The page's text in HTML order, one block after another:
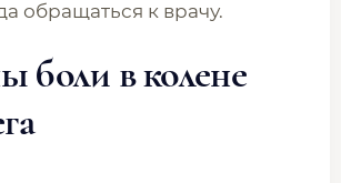
обращаться к врачу.
боли в колене